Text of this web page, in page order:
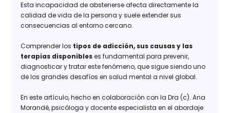
Esta incapacidad de abstenerse afecta directamente la
calidad de vida de la persona y suele extender sus
consecuencias al entorno cercano.
Comprender los tipos de adicción, sus causas y las
terapias disponibleses fundamental para prevenir,
diagnosticar y tratar este fenómeno, que sigue siendo uno
de los grandes desafíos en salud mental a nivel global.
En este artículo, hecho en colaboración con la Dra (c). Ana
Morandé, psicóloga y docente especialista en el abordaje